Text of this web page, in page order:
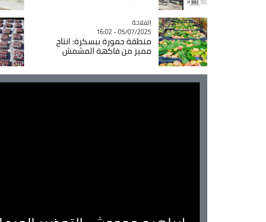
Catégorie
الفلاحة
05/07/2025 - 16:02
منطقة جمورة ببسكرة: انتاج
مميز من فاكهة المشمش